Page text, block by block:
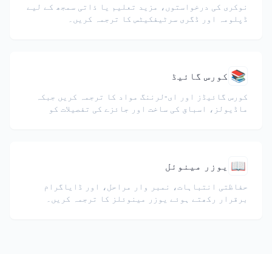
نوکری کی درخواستوں، مزید تعلیم یا ذاتی سمجھ کے لیے
ڈپلومہ اور ڈگری سرٹیفکیٹس کا ترجمہ کریں۔
📚 کورس گائیڈ
کورس گائیڈز اور ای-لرننگ مواد کا ترجمہ کریں جبکہ
ماڈیولز، اسباق کی ساخت اور جائزے کی تفصیلات کو
📖 یوزر مینوئل
حفاظتی انتباہات، نمبر وار مراحل، اور ڈایاگرام
برقرار رکھتے ہوئے یوزر مینوئلز کا ترجمہ کریں۔